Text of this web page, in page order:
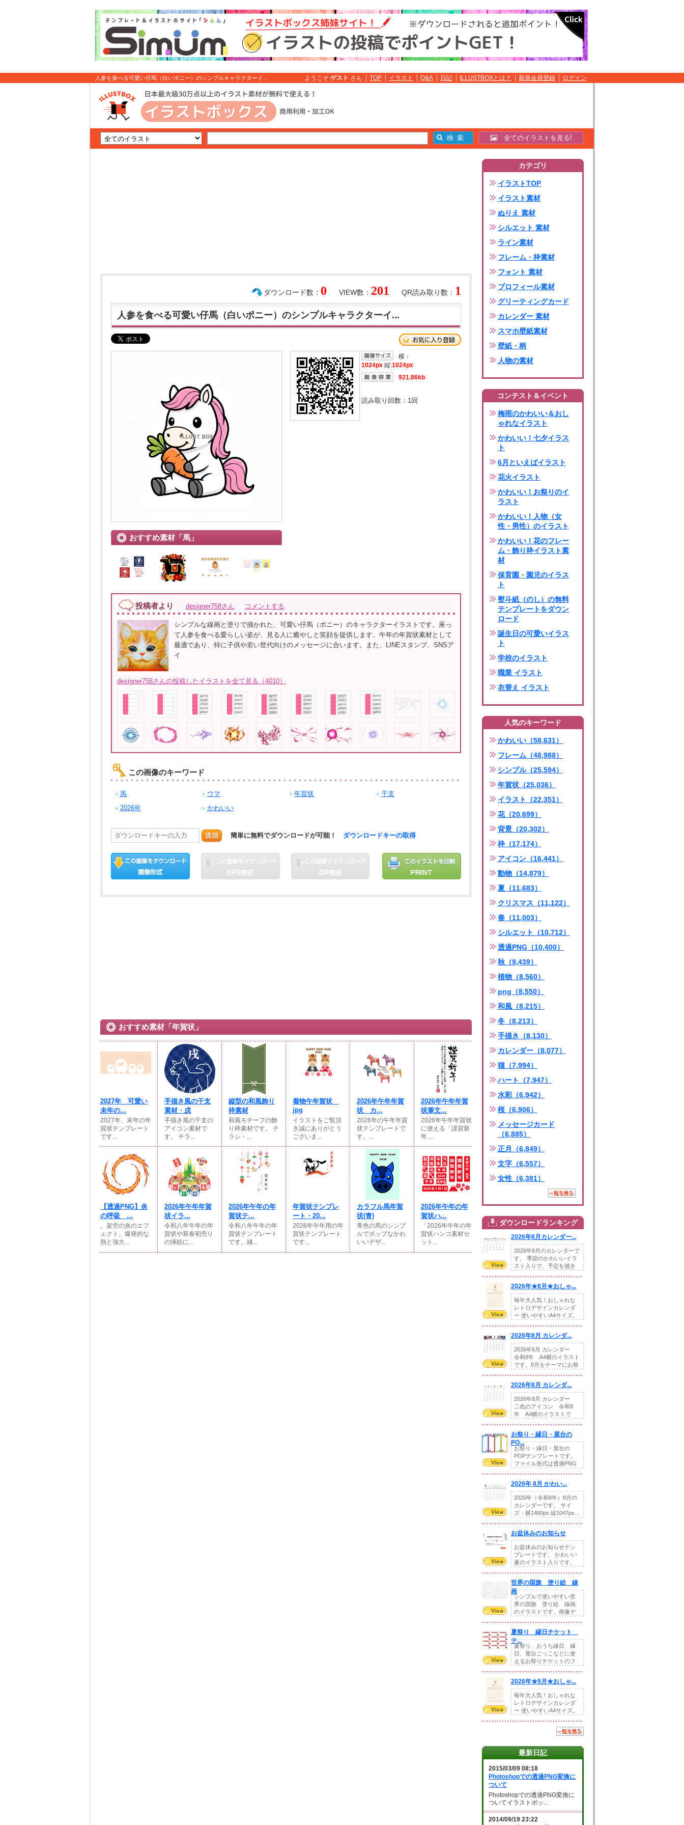
人参を食べる可愛い仔馬（白いポニー）のシンプルキャラクターイ...
ようこそ ゲスト さん TOP イラスト Q&A 日記 ILLUSTBOXとは？ 新規会員登録 ログイン
全てのイラストを見る!
QR読み取り数： 1
VIEW数： 201
ダウンロード数： 0
人参を食べる可愛い仔馬（白いポニー）のシンプルキャラクターイ...
おすすめ素材「馬」
横：
1024px 縦:1024px
921.86kb
読み取り回数： 1回
投稿者より designer758さん コメントする
シンプルな線画と塗りで描かれた、可愛い仔馬（ポニー）のキャラクターイラストです。座っ
て人参を食べる愛らしい姿が、見る人に癒やしと笑顔を提供します。午年の年賀状素材として
最適であり、特に子供や若い世代向けのメッセージに合います。また、LINEスタンプ、SNSア
イ
designer758さんの投稿したイラストを全て見る（4010）
この画像のキーワード
馬 ウマ 年賀状
干支
2026年
かわいい
送信 簡単に無料でダウンロードが可能！ ダウンロードキーの取得
おすすめ素材「年賀状」
2027年 可愛い
未年の...
2027年、未年の年
賀状テンプレート
です...
手描き風の干支
素材・戌
手描き風の干支の
アイコン素材で
す。 チラ...
縦型の和風飾り
枠素材
和風モチーフの飾
り枠素材です。 チ
ラシ・...
着物午年賀状
jpg
イラストをご覧頂
き誠にありがとう
ございま...
2026年午年年賀
状 カ...
2026年の午年年賀
状テンプレートで
す。...
2026年午年年賀
状筆文...
2026年午年年賀状
に使える「謹賀新
年 ...
【透過PNG】炎
の呼吸 ...
。架空の炎のエフ
ェクト。爆発的な
熱と強大...
2026年午年年賀
状イラ...
令和八年午年の年
賀状や新春初売り
の挿絵に...
2026年午年の年
賀状テ...
令和八年午年の年
賀状テンプレート
です。縁...
年賀状テンプレ
ート・20...
2026年午年用の年
賀状テンプレート
です...
カラフル馬年賀
状(青)
青色の馬のシンプ
ルでポップなかわ
いいデザ...
2026年午年の年
賀状ハ...
「2026年午年の年
賀状ハンコ素材セ
ット...
カテゴリ
イラストTOP
イラスト素材
ぬりえ 素材
シルエット 素材
ライン素材
フレーム・枠素材
フォント 素材
プロフィール素材
グリーティングカード
カレンダー 素材
スマホ壁紙素材
壁紙・柄
人物の素材
コンテスト＆イベント
梅雨のかわいい＆おし
ゃれなイラスト
かわいい！七夕イラス
ト
6月といえばイラスト
花火イラスト
かわいい！お祭りのイ
ラスト
かわいい！人物（女
性・男性）のイラスト
かわいい！花のフレー
ム・飾り枠イラスト素
材
保育園・園児のイラス
ト
熨斗紙（のし）の無料
テンプレートをダウン
ロード
誕生日の可愛いイラス
ト
学校のイラスト
職業 イラスト
衣替え イラスト
人気のキーワード
かわいい（58,631）
フレーム（48,988）
シンプル（25,594）
年賀状（25,036）
イラスト（22,351）
花（20,699）
背景（20,302）
枠（17,174）
アイコン（16,441）
動物（14,879）
夏（11,683）
クリスマス（11,122）
春（11,003）
シルエット（10,712）
透過PNG（10,400）
秋（9,439）
植物（8,560）
png（8,550）
和風（8,215）
冬（8,213）
手描き（8,130）
カレンダー（8,077）
猫（7,994）
ハート（7,947）
水彩（6,942）
桜（6,906）
メッセージカード
（6,885）
正月（6,849）
文字（6,557）
女性（6,381）
ダウンロードランキング
2026年8月カレンダー...
2026年8月のカレンダーで
す。 季節のかわいいイラ
スト入りで、予定を描き
2026年★8月★おしゃ...
毎年大人気！おしゃれな
レトロデザインカレンダ
ー 使いやすいA4サイズ。
2026年8月 カレンダ...
2026年8月 カレンダー
令和8年 A4横のイラスト
です。8月をテーマにお祭
2026年8月 カレンダ...
2026年8月 カレンダー
二色のアイコン 令和8
年 A4横のイラストで
お祭り・縁日・屋台の
PO...
お祭り・縁日・屋台の
POPテンプレートです。
ファイル形式は透過PNG
2026年 8月 かわい...
2026年（令和8年）8月の
カレンダーです。 サイ
ズ：横1480px 縦1047px...
お盆休みのお知らせ
お盆休みのお知らせテン
プレートです。 かわいい
夏のイラスト入りです。
世界の国旗 塗り絵 線
画
シンプルで使いやすい世
界の国旗 塗り絵 線画
のイラストです。画像デ
夏祭り 縁日チケット
テ...
夏祭り、おうち縁日、縁
日、屋台ごっこなどに使
えるお祭りチケットのフ
2026年★9月★おしゃ...
毎年大人気！おしゃれな
レトロデザインカレンダ
ー 使いやすいA4サイズ。
最新日記
2015/03/09 08:18
Photoshopでの透過PNG変換に
ついて
Photoshopでの透過PNG変換に
ついてイラストボッ...
2014/09/19 23:22